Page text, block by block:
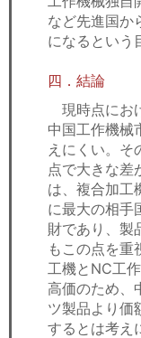
など先進国か
になるという
四．結論
現時点にお
中国工作機械
えにくい。そ
点で大きな差
は、複合加工
に最大の相手
財であり、製
もこの点を重
工機とNC工
高価のため、
ツ製品より価
するとは考え